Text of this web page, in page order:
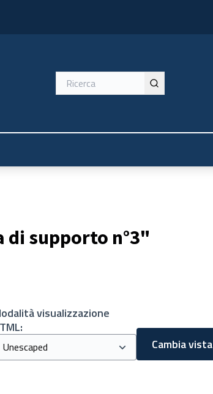
di supporto n°3"
visualizzazione
Cambia vista